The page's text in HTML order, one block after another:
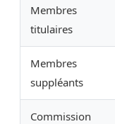
Membres
titulaires
Membres
suppléants
Commission